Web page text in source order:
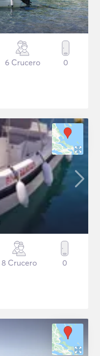
6 Crucero 0
8 Crucero 0